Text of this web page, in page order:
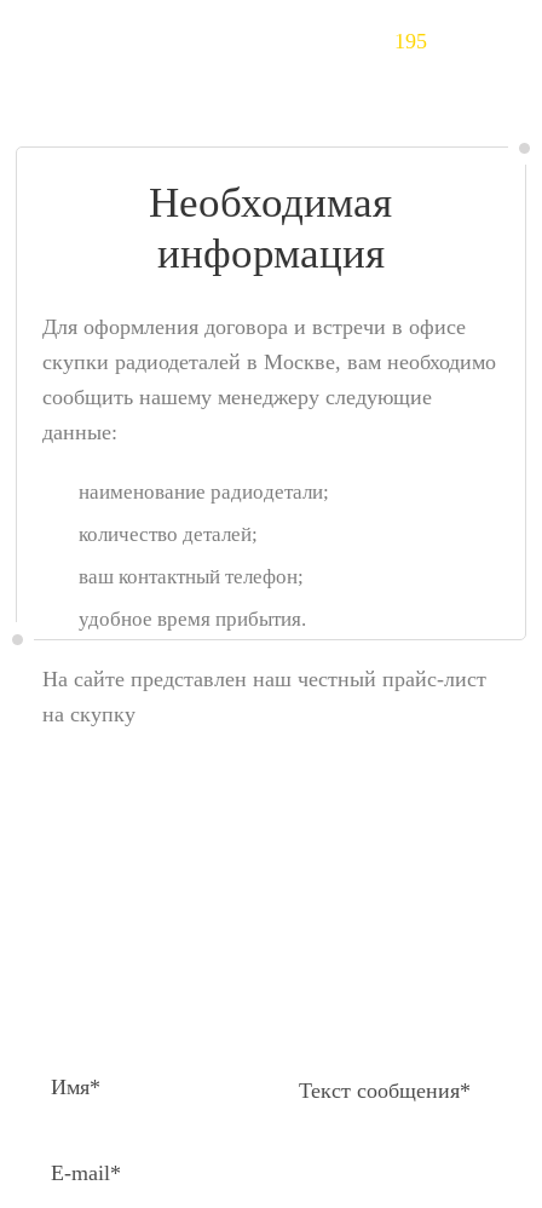
195
Необходимая
информация
Для оформления договора и встречи в офисе
скупки радиодеталей в Москве, вам необходимо
сообщить нашему менеджеру следующие
данные:
наименование радиодетали;
количество деталей;
ваш контактный телефон;
удобное время прибытия.
На сайте представлен наш честный прайс-лист
на скупку